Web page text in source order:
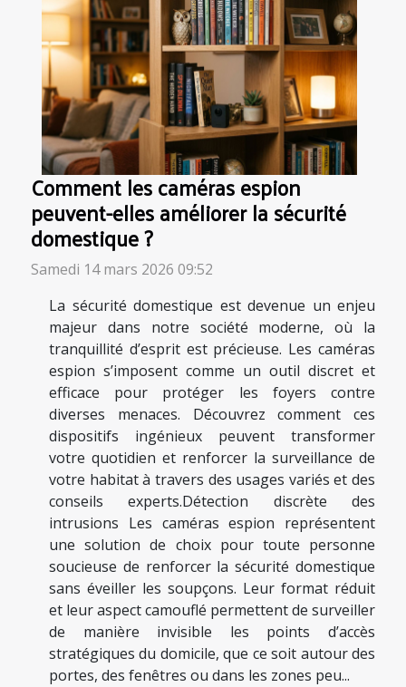
Comment les caméras espion
peuvent-elles améliorer la sécurité
domestique ?
Samedi 14 mars 2026 09:52
La sécurité domestique est devenue un enjeu
majeur dans notre société moderne, où la
tranquillité d’esprit est précieuse. Les caméras
espion s’imposent comme un outil discret et
efficace pour protéger les foyers contre
diverses menaces. Découvrez comment ces
dispositifs ingénieux peuvent transformer
votre quotidien et renforcer la surveillance de
votre habitat à travers des usages variés et des
conseils experts.Détection discrète des
intrusions Les caméras espion représentent
une solution de choix pour toute personne
soucieuse de renforcer la sécurité domestique
sans éveiller les soupçons. Leur format réduit
et leur aspect camouflé permettent de surveiller
de manière invisible les points d’accès
stratégiques du domicile, que ce soit autour des
portes, des fenêtres ou dans les zones peu...